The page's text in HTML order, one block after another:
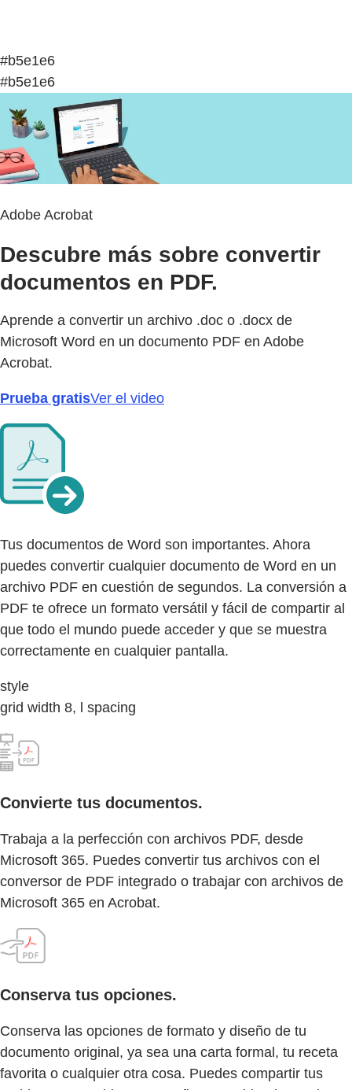
#b5e1e6
#b5e1e6
Adobe Acrobat
Descubre más sobre convertir
documentos en PDF.
Aprende a convertir un archivo .doc o .docx de
Microsoft Word en un documento PDF en Adobe
Acrobat.
Prueba gratisVer el video
Tus documentos de Word son importantes. Ahora
puedes convertir cualquier documento de Word en un
archivo PDF en cuestión de segundos. La conversión a
PDF te ofrece un formato versátil y fácil de compartir al
que todo el mundo puede acceder y que se muestra
correctamente en cualquier pantalla.
style
grid width 8, l spacing
Convierte tus documentos.
Trabaja a la perfección con archivos PDF, desde
Microsoft 365. Puedes convertir tus archivos con el
conversor de PDF integrado o trabajar con archivos de
Microsoft 365 en Acrobat.
Conserva tus opciones.
Conserva las opciones de formato y diseño de tu
documento original, ya sea una carta formal, tu receta
favorita o cualquier otra cosa. Puedes compartir tus